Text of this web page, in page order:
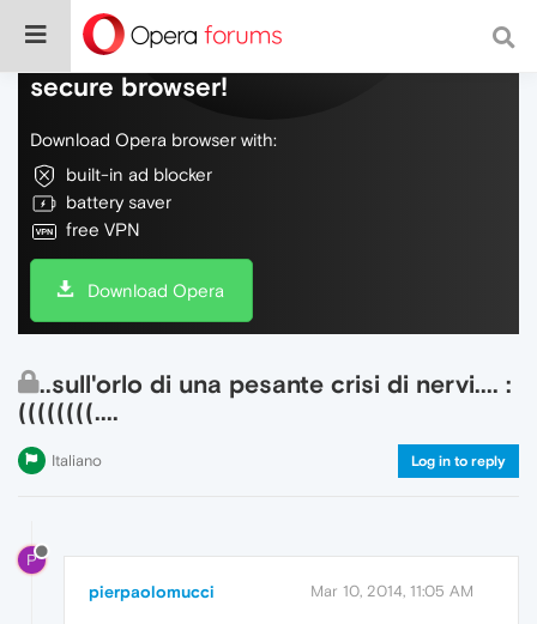
Do more on the web, with a fast and
secure browser!
Download Opera browser with:
built-in ad blocker
battery saver
free VPN
Download Opera
..sull'orlo di una pesante crisi di nervi.... :
((((((((....
Italiano Log in to reply
P
pierpaolomucci Mar 10, 2014, 11:05 AM